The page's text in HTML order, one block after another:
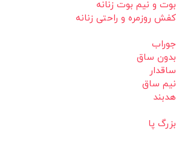
بوت و نیم بوت زنانه
کفش روزمره و راحتی زنانه
جوراب
بدون ساق
ساقدار
نیم ساق
هدبند
بزرگ پا